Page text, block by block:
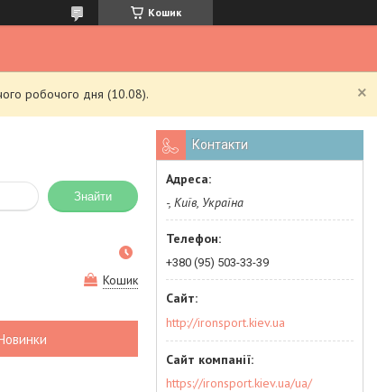
Кошик
робочого дня (10.08).
Знайти
Кошик
Контакти
-, Київ, Україна
+380 (95) 503-33-39
http://ironsport.kiev.ua
https://ironsport.kiev.ua/ua/